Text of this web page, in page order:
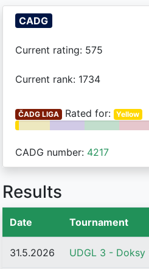
CADG
Current rating: 575
Current rank: 1734
ČADG LIGA Rated for: Yellow
CADG number: 4217
Results
Date Tournament
31.5.2026 UDGL 3 - Doksy